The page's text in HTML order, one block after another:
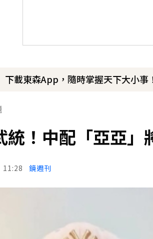
姜厚任小24歲女友「3碩1博」造假
下載東森App，隨時掌握天下大小事
統！中配「亞亞
11:28 鏡週刊